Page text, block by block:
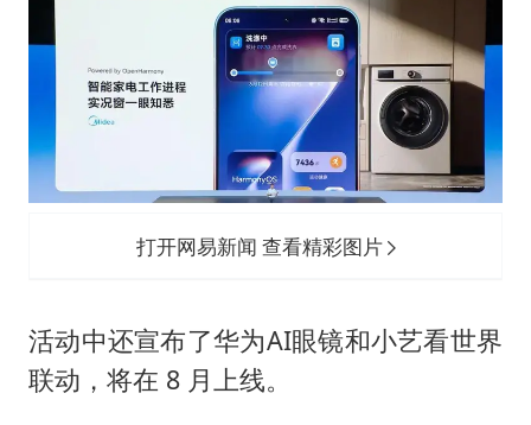
打开网易新闻 查看精彩图片
活动中还宣布了华为AI眼镜和小艺看世界
联动，将在 8 月上线。